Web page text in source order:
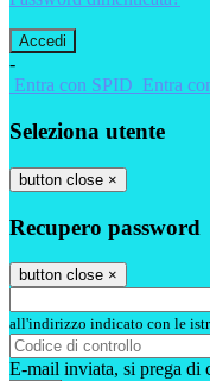
-
Entra con SPID Entra
Seleziona utente
button close ×
Recupero password
button close ×
all'indirizzo indicato con le
E-mail inviata, si prega di